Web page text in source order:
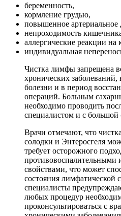
беременность,
кормление грудью,
повышенное артериальное
непроходимость
аллергические реакции на
индивидуальная
Чистка лимфы запрещена
хронических
болезни и в период
операций. Больным
необходимо проводить
специалистом и с большой
Врачи отмечают, что
солодки и Энтеросгеля
требует осторожного
противовоспалительными
свойствами, что может
состояния лимфатической
специалисты
любых процедур
проконсультироваться с